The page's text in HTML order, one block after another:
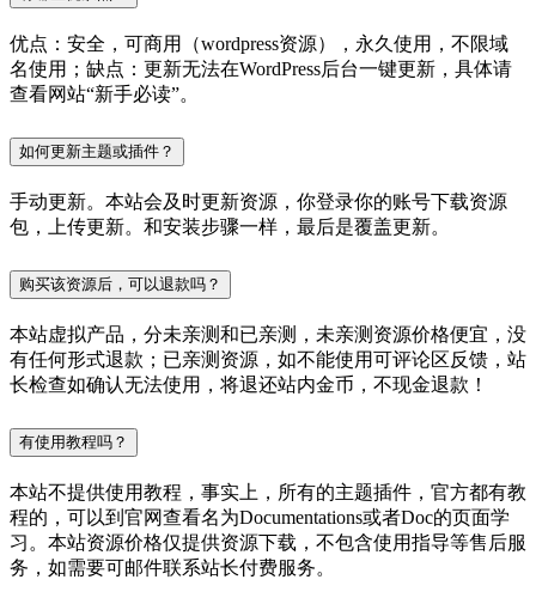
优点：安全，可商用（wordpress资源），永久使用，不限域
名使用；缺点：更新无法在WordPress后台一键更新，具体请
查看网站“新手必读”。
如何更新主题或插件？
手动更新。本站会及时更新资源，你登录你的账号下载资源
包，上传更新。和安装步骤一样，最后是覆盖更新。
购买该资源后，可以退款吗？
本站虚拟产品，分未亲测和已亲测，未亲测资源价格便宜，没
有任何形式退款；已亲测资源，如不能使用可评论区反馈，站
长检查如确认无法使用，将退还站内金币，不现金退款！
有使用教程吗？
本站不提供使用教程，事实上，所有的主题插件，官方都有教
程的，可以到官网查看名为Documentations或者Doc的页面学
习。本站资源价格仅提供资源下载，不包含使用指导等售后服
务，如需要可邮件联系站长付费服务。